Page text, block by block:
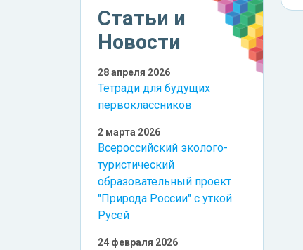
Статьи и
Новости
28 апреля 2026
Тетради для будущих
первоклассников
2 марта 2026
Всероссийский эколого-
туристический
образовательный проект
"Природа России" с уткой
Русей
24 февраля 2026